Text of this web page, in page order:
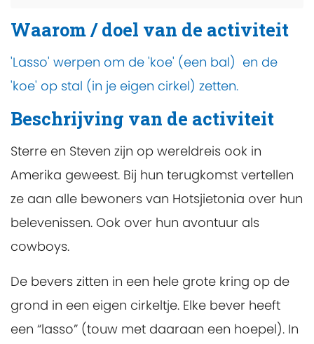
Waarom / doel van de activiteit
'Lasso' werpen om de 'koe' (een bal) en de
'koe' op stal (in je eigen cirkel) zetten.
Beschrijving van de activiteit
Sterre en Steven zijn op wereldreis ook in
Amerika geweest. Bij hun terugkomst vertellen
ze aan alle bewoners van Hotsjietonia over hun
belevenissen. Ook over hun avontuur als
cowboys.
De bevers zitten in een hele grote kring op de
grond in een eigen cirkeltje. Elke bever heeft
een “lasso” (touw met daaraan een hoepel). In